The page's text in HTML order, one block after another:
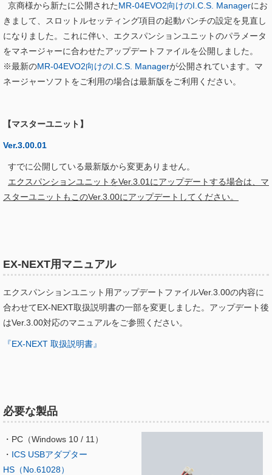
京商様から新たに公開されたMR-04EVO2向けのI.C.S. Managerにお
きまして、スロットルセッティング項目の起動パンチの設定を見直し
になりました。これに伴い、エクスパンションユニットのパラメータ
をマネージャーに合わせたアップデートファイルを公開しました。
※最新のMR-04EVO2向けのI.C.S. Managerが公開されています。マ
ネージャーソフトをご利用の場合は最新版をご利用ください。
【マスターユニット】
Ver.3.00.01
すでに公開している最新版から変更ありません。
エクスパンションユニットをVer.3.01にアップデートする場合は、マ
スターユニットもこのVer.3.00にアップデートしてください。
EX-NEXT用マニュアル
エクスパンションユニット用アップデートファイルVer.3.00の内容に
合わせてEX-NEXT取扱説明書の一部を変更しました。アップデート後
はVer.3.00対応のマニュアルをご参照ください。
『EX-NEXT 取扱説明書』
必要な製品
・PC（Windows 10 / 11）
・ ICS USBアダプター
HS（No.61028）